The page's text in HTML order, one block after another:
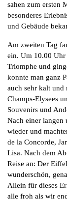
sahen zum ersten
besonderes
und Gebäude
Am zweiten Tag
ein. Um 10.00
Triomphe und
konnte man ganz
auch sehr kalt und
Champs-Elysees
Souvenirs und
Nach einer langen
wieder und
de la Concorde,
Lisa. Nach dem
Reise an: Der
wunderschön,
Allein für dieses
alle froh als wir